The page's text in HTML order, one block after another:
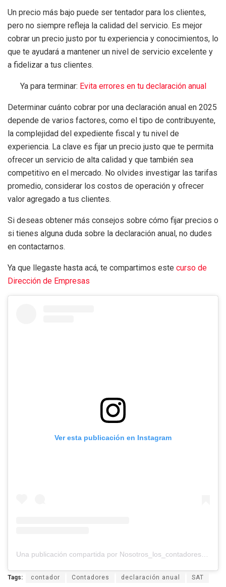
Un precio más bajo puede ser tentador para los clientes,
pero no siempre refleja la calidad del servicio. Es mejor
cobrar un precio justo por tu experiencia y conocimientos, lo
que te ayudará a mantener un nivel de servicio excelente y
a fidelizar a tus clientes.
Ya para terminar: Evita errores en tu declaración anual
Determinar cuánto cobrar por una declaración anual en 2025
depende de varios factores, como el tipo de contribuyente,
la complejidad del expediente fiscal y tu nivel de
experiencia. La clave es fijar un precio justo que te permita
ofrecer un servicio de alta calidad y que también sea
competitivo en el mercado. No olvides investigar las tarifas
promedio, considerar los costos de operación y ofrecer
valor agregado a tus clientes.
Si deseas obtener más consejos sobre cómo fijar precios o
si tienes alguna duda sobre la declaración anual, no dudes
en contactarnos.
Ya que llegaste hasta acá, te compartimos este curso de
Dirección de Empresas
Ver esta publicación en Instagram
Tags: contador Contadores declaración anual SAT